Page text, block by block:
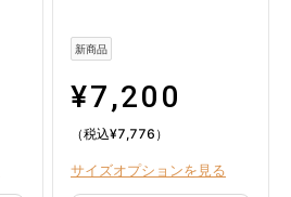
新商品
¥7,200
（税込¥7,776 ）
サイズオプションを見る